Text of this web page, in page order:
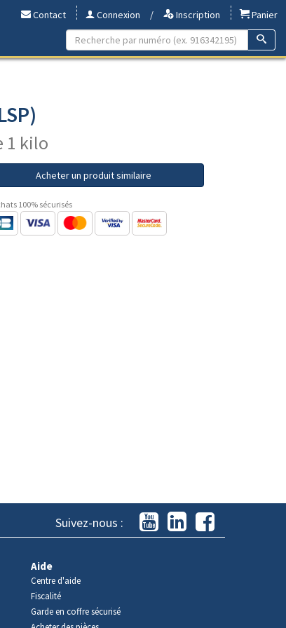
Contact Connexion / Inscription
Panier
1 kilo
Acheter un produit similaire
100% sécurisés
Suivez-nous :
Aide
Centre d'aide
Fiscalité
Garde en coffre sécurisé